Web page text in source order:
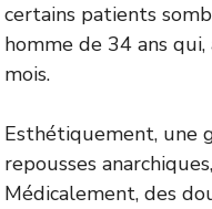
certains patients
homme de 34 ans
mois.
Esthétiquement, une
repousses
Médicalement, des